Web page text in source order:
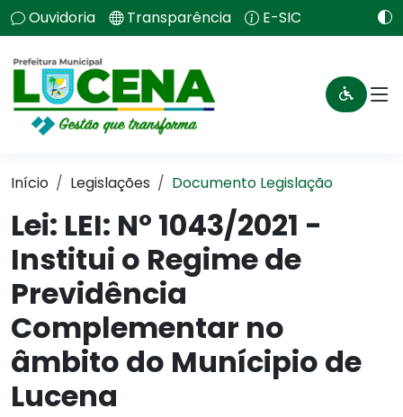
Ouvidoria Transparência E-SIC
Início Legislações Documento Legislação
Lei: LEI: Nº 1043/2021 -
Institui o Regime de
Previdência
Complementar no
âmbito do Munícipio de
Lucena